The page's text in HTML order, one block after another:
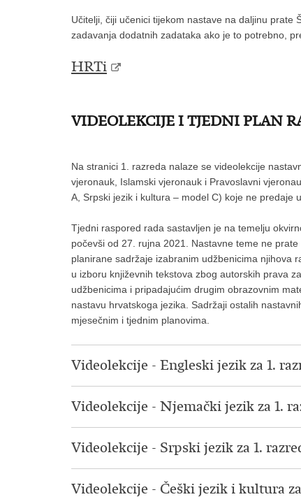
Učitelji, čiji učenici tijekom nastave na daljinu prate
zadavanja dodatnih zadataka ako je to potrebno,
HRTi
VIDEOLEKCIJE I TJEDNI PLAN
Na stranici 1. razreda nalaze se videolekcije
vjeronauk, Islamski vjeronauk i Pravoslavni
A, Srpski jezik i kultura – model C) koje ne predaje
Tjedni raspored rada sastavljen je na temelju
počevši od 27. rujna 2021. Nastavne teme ne
planirane sadržaje izabranim udžbenicima njihova
u izboru književnih tekstova zbog autorskih prava
udžbenicima i pripadajućim drugim obrazovnim
nastavu hrvatskoga jezika. Sadržaji ostalih
mjesečnim i tjednim planovima.
Videolekcije - Engleski jezik za 1.
Videolekcije - Njemački jezik za 1.
Videolekcije - Srpski jezik za 1.
Videolekcije - Češki jezik i kultura